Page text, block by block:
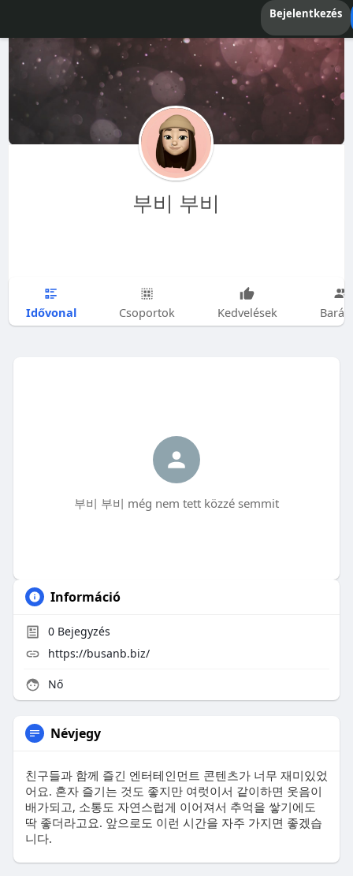
Bejelentkezés
부비 부비
Idővonal Csoportok Kedvelések
부비 부비 még nem tett közzé semmit
Információ
0Bejegyzés
https://busanb.biz/
Nő
Névjegy
친구들과 함께 즐긴 엔터테인먼트 콘텐츠가 너무 재미있었
어요. 혼자 즐기는 것도 좋지만 여럿이서 같이하면 웃음이
배가되고, 소통도 자연스럽게 이어져서 추억을 쌓기에도
딱 좋더라고요. 앞으로도 이런 시간을 자주 가지면 좋겠습
니다.